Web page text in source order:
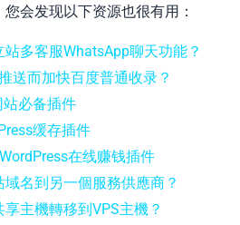
会发现以下资源也很有用：
多客服WhatsApp聊天功能？
送而加快百度普通收录？
站必备插件
缓存插件
在线赚钱插件
名到另一個服務供應商？
主機轉移到VPS主機？